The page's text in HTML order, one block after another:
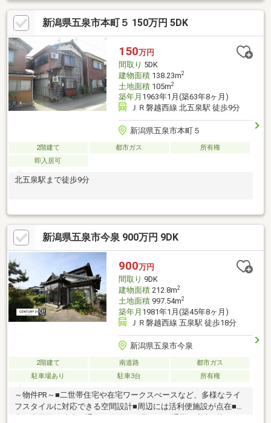
新潟県五泉市本町５ 150万円 5DK
150万円
間取り 5DK
建物面積138.23m2
土地面積105m2
築年月 1963年1月(築63年8ヶ月)
ＪＲ磐越西線 北五泉駅 徒歩9分
新潟県五泉市本町５
2階建て 都市ガス
所有権
即入居可
北五泉駅まで徒歩9分
新潟県五泉市今泉 900万円 9DK
900万円
間取り 9DK
建物面積212.8m2
土地面積997.54m2
築年月 1981年1月(築45年8ヶ月)
ＪＲ磐越西線 五泉駅 徒歩18分
新潟県五泉市今泉
2階建て 南道路
都市ガス
駐車場あり
駐車3台 所有権
～物件PR～■二世帯住宅や在宅ワークスぺースなど、多様なライ
フスタイルに対応できる空間設計■周辺には活利便施設が点在■
小、中学校も徒歩で通える範囲でお子さまの通勤も安心■暮らし